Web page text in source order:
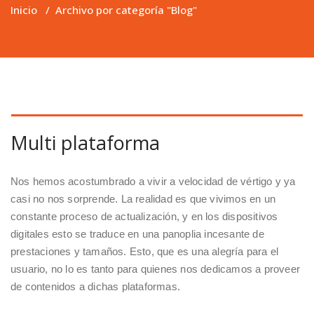
Inicio / Archivo por categoría "Blog"
Multi plataforma
Nos hemos acostumbrado a vivir a velocidad de vértigo y ya
casi no nos sorprende. La realidad es que vivimos en un
constante proceso de actualización, y en los dispositivos
digitales esto se traduce en una panoplia incesante de
prestaciones y tamaños. Esto, que es una alegría para el
usuario, no lo es tanto para quienes nos dedicamos a proveer
de contenidos a dichas plataformas.